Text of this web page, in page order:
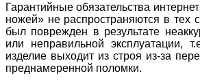
Гарантийные обязательства
ножей» не распространяются в тех
был поврежден в результате
или неправильной эксплуатации,
изделие выходит из строя из-за
преднамеренной поломки.